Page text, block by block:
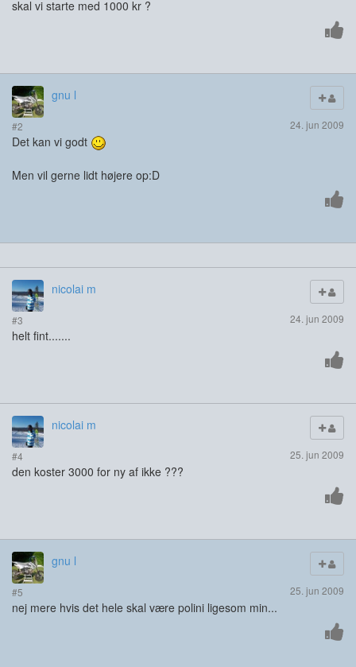
skal vi starte med 1000 kr ?
gnu l
#2 24. jun 2009
Det kan vi godt
Men vil gerne lidt højere op:D
nicolai m
#3 24. jun 2009
helt fint.......
nicolai m
#4 25. jun 2009
den koster 3000 for ny af ikke ???
gnu l
#5 25. jun 2009
nej mere hvis det hele skal være polini ligesom min...